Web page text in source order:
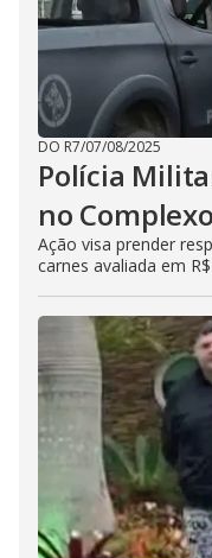
DO R7/07/08/2025
Polícia
no
Ação visa prender
carnes avaliada em